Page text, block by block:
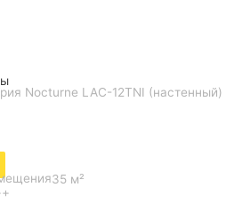
Nocturne LAC-12TNI (настенный)
35 м²